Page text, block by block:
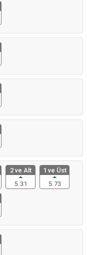
2 ve Alt
5.31
1 ve Üst
5.73